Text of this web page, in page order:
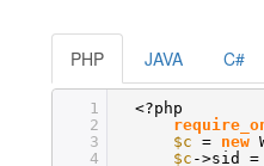
PHP JAVA C#
1
2
3
4
<?php
$c = new
$c ->sid